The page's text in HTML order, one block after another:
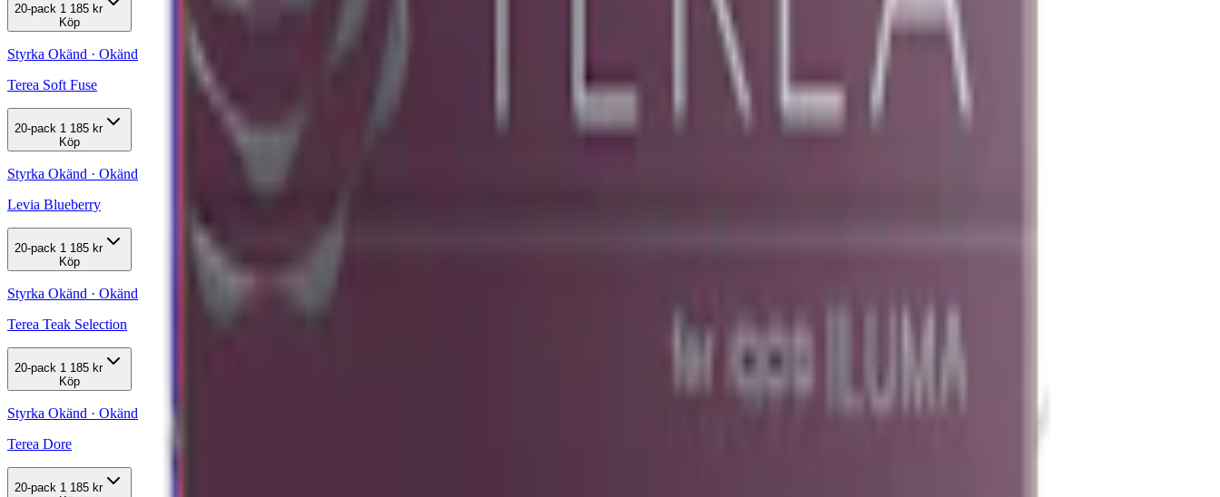
20-pack 1 185 kr
Köp
Styrka Okänd · Okänd
Terea Soft Fuse
20-pack 1 185 kr
Köp
Styrka Okänd · Okänd
Levia Blueberry
20-pack 1 185 kr
Köp
Styrka Okänd · Okänd
Terea Teak Selection
20-pack 1 185 kr
Köp
Styrka Okänd · Okänd
Terea Dore
20-pack 1 185 kr